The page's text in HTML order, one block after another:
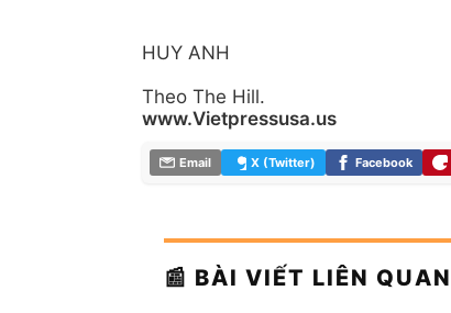
HUY ANH
Theo The Hill.
www.Vietpressusa.us
Email X (Twitter) Facebook
📰 BÀI VIẾT LIÊN QUAN